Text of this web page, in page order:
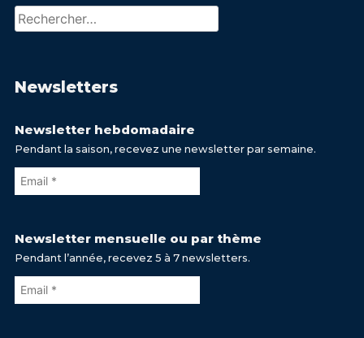
Rechercher :
Newsletters
Newsletter hebdomadaire
Pendant la saison, recevez une newsletter par semaine.
Newsletter mensuelle ou par thème
Pendant l’année, recevez 5 à 7 newsletters.